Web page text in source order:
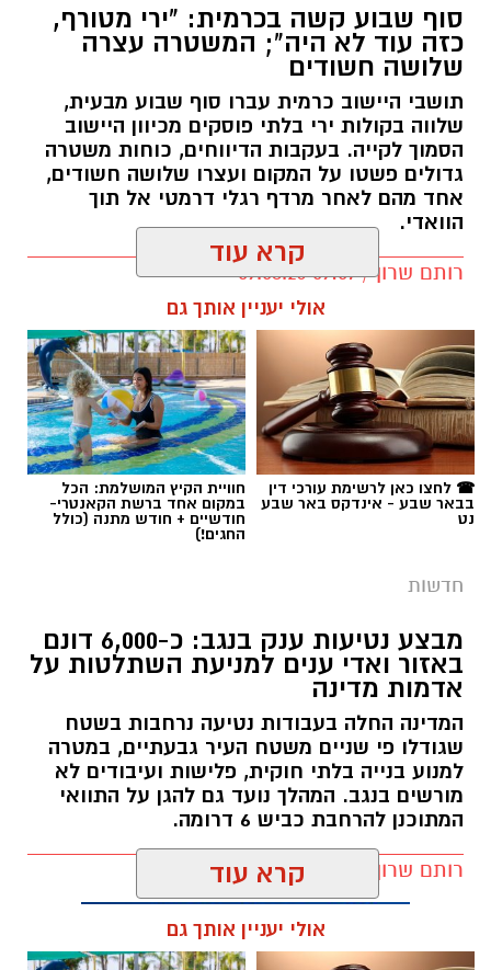
סוף שבוע קשה בכרמית: "ירי מטורף,
כזה עוד לא היה"; המשטרה עצרה
שלושה חשודים
תושבי היישוב כרמית עברו סוף שבוע מבעית,
שלווה בקולות ירי בלתי פוסקים מכיוון היישוב
הסמוך לקייה. בעקבות הדיווחים, כוחות משטרה
גדולים פשטו על המקום ועצרו שלושה חשודים,
אחד מהם לאחר מרדף רגלי דרמטי אל תוך
הוואדי.
רותם שרון / 09:07 09.08.26
תגים:כרמית
קרדיט: משטרת ישראל
החל מיום שישי ולאורך כל השבת, נאלצו תושבי
כרמית להתמודד עם מציאות בלתי נתפסת
קרא עוד
אולי יעניין אותך גם
☎ לחצו כאן לרשימת עורכי דין
בבאר שבע - אינדקס באר שבע
נט
חוויית הקיץ המושלמת: הכל
במקום אחד ברשת הקאנטרי-
חודשיים + חודש מתנה (כולל
החגים!)
חדשות
מבצע נטיעות ענק בנגב: כ-6,000 דונם
באזור ואדי ענים למניעת השתלטות על
אדמות מדינה
המדינה החלה בעבודות נטיעה נרחבות בשטח
שגודלו פי שניים משטח העיר גבעתיים, במטרה
למנוע בנייה בלתי חוקית, פלישות ועיבודים לא
מורשים בנגב. המהלך נועד גם להגן על התוואי
המתוכנן להרחבת כביש 6 דרומה.
רותם שרון / 11:32 08.08.26 קרא עוד
אולי יעניין אותך גם